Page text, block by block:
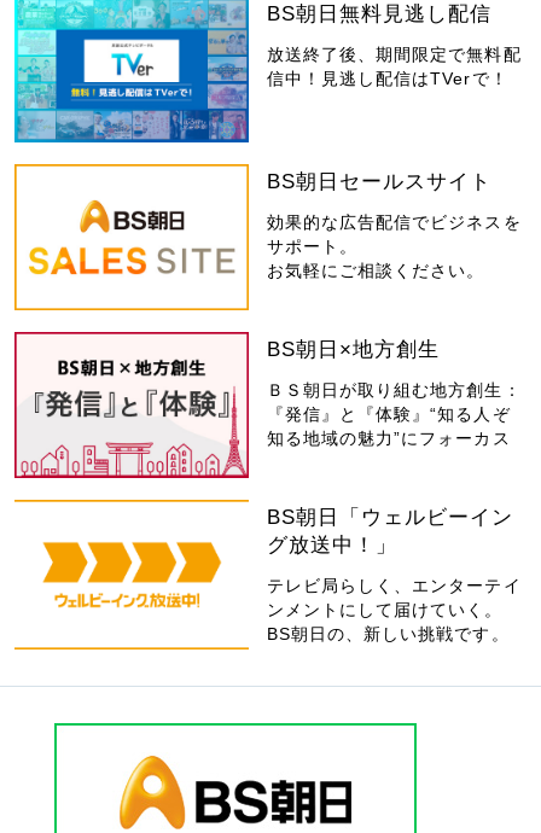
BS朝日無料見逃し配信
放送終了後、期間限定で無料配
信中！見逃し配信はTVerで！
BS朝日セールスサイト
効果的な広告配信でビジネスを
サポート。
お気軽にご相談ください。
BS朝日×地方創生
ＢＳ朝日が取り組む地方創生：
『発信』と『体験』“知る人ぞ
知る地域の魅力”にフォーカス
BS朝日「ウェルビーイン
グ放送中！」
テレビ局らしく、エンターテイ
ンメントにして届けていく。
BS朝日の、新しい挑戦です。